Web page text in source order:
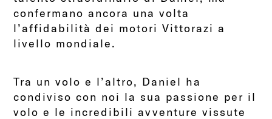
confermano ancora una volta
l’affidabilità dei motori Vittorazi a
livello mondiale.
Tra un volo e l’altro, Daniel ha
condiviso con noi la sua passione per il
volo e le incredibili avventure vissute